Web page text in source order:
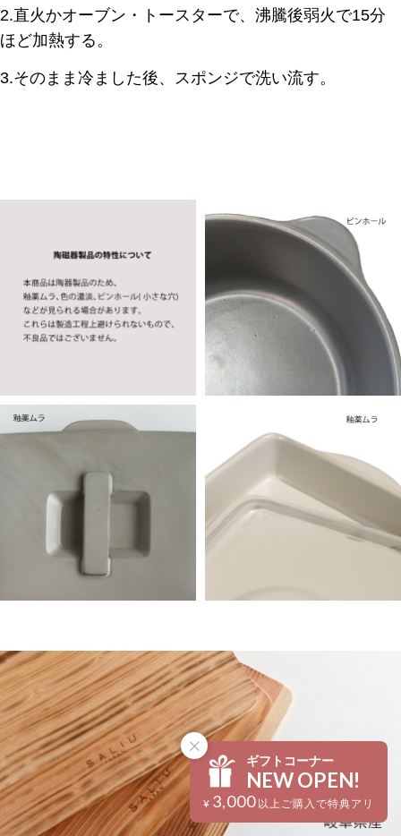
2.直火かオーブン・トースターで、沸騰後弱火で15分
ほど加熱する。
3.そのまま冷ました後、スポンジで洗い流す。
ギフトコーナー
NEW OPEN!
¥ 3,000 以上ご購入で特典アリ